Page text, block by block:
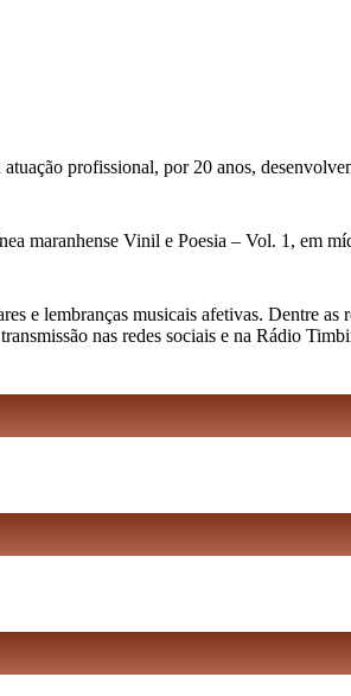
profissional, por 20 anos,
maranhense Vinil e Poesia – Vol. 1, em
e lembranças musicais afetivas. Dentre as
nas redes sociais e na Rádio